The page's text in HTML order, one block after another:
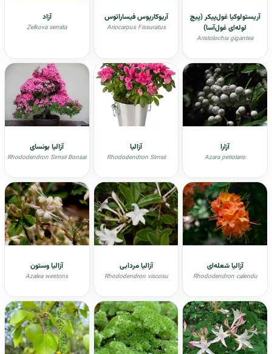
آریستولوکیا غول‌پیکر (پیچ
لوله‌ای غول‌آسا)
Aristolochia gigantea
آريوكارپوس فیساراتوس
Ariocarpus Fissuratus
آزاد
Zelkova serrata
آزارا
Azara petiolaris
آزالیا
Rhododendron Simsii
آزالیا بونسای
Rhododendron Simsii Bonsai
آزالیا شعله‌ای
Rhododendron calendu
آزالیا مردابی
Rhododendron viscosu
آزالیا وستون
Azalea westons